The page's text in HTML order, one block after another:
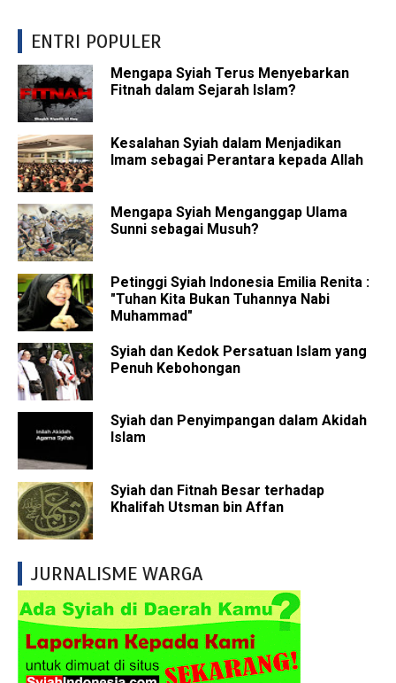
ENTRI POPULER
Mengapa Syiah Terus Menyebarkan
Fitnah dalam Sejarah Islam?
Kesalahan Syiah dalam Menjadikan
Imam sebagai Perantara kepada Allah
Mengapa Syiah Menganggap Ulama
Sunni sebagai Musuh?
Petinggi Syiah Indonesia Emilia Renita :
"Tuhan Kita Bukan Tuhannya Nabi
Muhammad"
Syiah dan Kedok Persatuan Islam yang
Penuh Kebohongan
Syiah dan Penyimpangan dalam Akidah
Islam
Syiah dan Fitnah Besar terhadap
Khalifah Utsman bin Affan
JURNALISME WARGA